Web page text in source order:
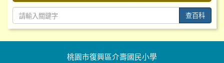
查百科
桃園市復興區介壽國民小學